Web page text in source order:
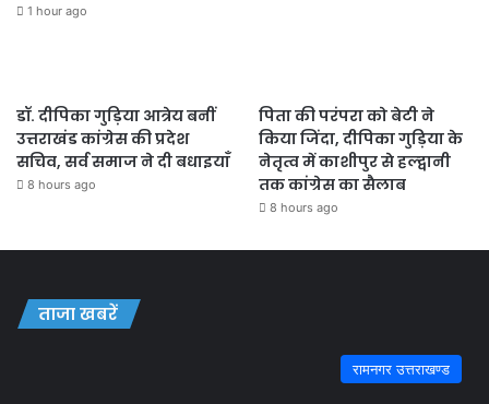
1 hour ago
डॉ. दीपिका गुड़िया आत्रेय बनीं
उत्तराखंड कांग्रेस की प्रदेश
सचिव, सर्व समाज ने दी बधाइयाँ
8 hours ago
पिता की परंपरा को बेटी ने
किया जिंदा, दीपिका गुड़िया के
नेतृत्व में काशीपुर से हल्द्वानी
तक कांग्रेस का सैलाब
8 hours ago
ताजा खबरें
रामनगर उत्तराखण्ड